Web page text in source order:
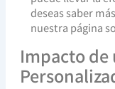
deseas saber
nuestra página
Impacto de